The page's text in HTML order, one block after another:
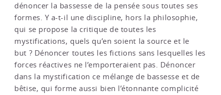
dénoncer la bassesse de la pensée sous toutes ses
formes. Y a-t-il une discipline, hors la philosophie,
qui se propose la critique de toutes les
mystifications, quels qu’en soient la source et le
but ? Dénoncer toutes les fictions sans lesquelles les
forces réactives ne l’emporteraient pas. Dénoncer
dans la mystification ce mélange de bassesse et de
bêtise, qui forme aussi bien l’étonnante complicité